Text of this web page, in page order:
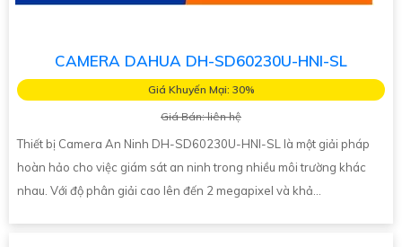
CAMERA DAHUA DH-SD60230U-HNI-SL
Giá Khuyến Mại: 30%
Giá Bán: liên hệ
Thiết bị Camera An Ninh DH-SD60230U-HNI-SL là một giải pháp
hoàn hảo cho việc giám sát an ninh trong nhiều môi trường khác
nhau. Với độ phân giải cao lên đến 2 megapixel và khả...